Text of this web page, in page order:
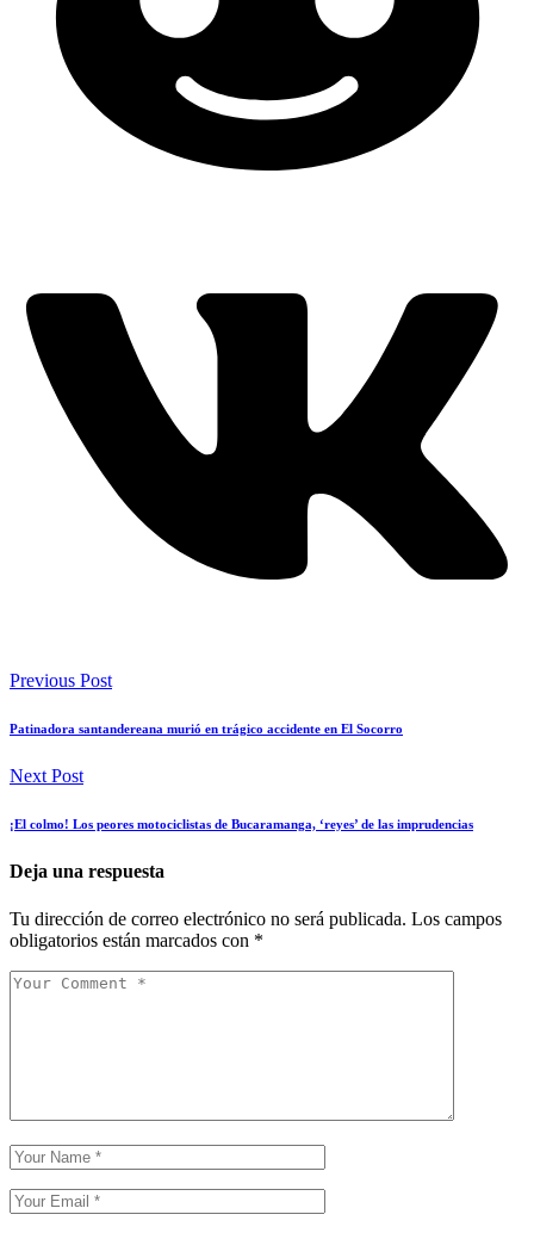
Previous Post
Patinadora santandereana murió en trágico accidente en El Socorro
Next Post
¡El colmo! Los peores motociclistas de Bucaramanga, ‘reyes’ de las imprudencias
Deja una respuesta
Tu dirección de correo electrónico no será publicada. Los campos
obligatorios están marcados con *